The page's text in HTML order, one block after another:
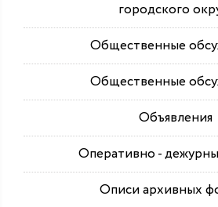
городского
Общественные
Общественные
Объявления
Оперативно -
Описи архивных